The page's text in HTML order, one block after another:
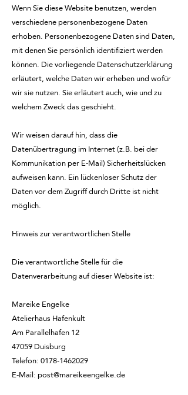
Wenn Sie diese Website benutzen, werden
verschiedene personenbezogene Daten
erhoben. Personenbezogene Daten sind Daten,
mit denen Sie persönlich identifiziert werden
können. Die vorliegende Datenschutzerklärung
erläutert, welche Daten wir erheben und wofür
wir sie nutzen. Sie erläutert auch, wie und zu
welchem Zweck das geschieht.
Wir weisen darauf hin, dass die
Datenübertragung im Internet (z.B. bei der
Kommunikation per E-Mail) Sicherheitslücken
aufweisen kann. Ein lückenloser Schutz der
Daten vor dem Zugriff durch Dritte ist nicht
möglich.
Hinweis zur verantwortlichen Stelle
Die verantwortliche Stelle für die
Datenverarbeitung auf dieser Website ist:
Mareike Engelke
Atelierhaus Hafenkult
Am Parallelhafen 12
47059 Duisburg
Telefon: 0178-1462029
E-Mail: post@mareikeengelke.de